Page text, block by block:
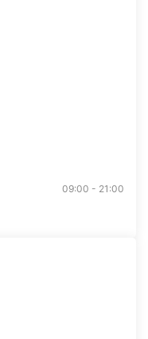
09:00 - 21:00